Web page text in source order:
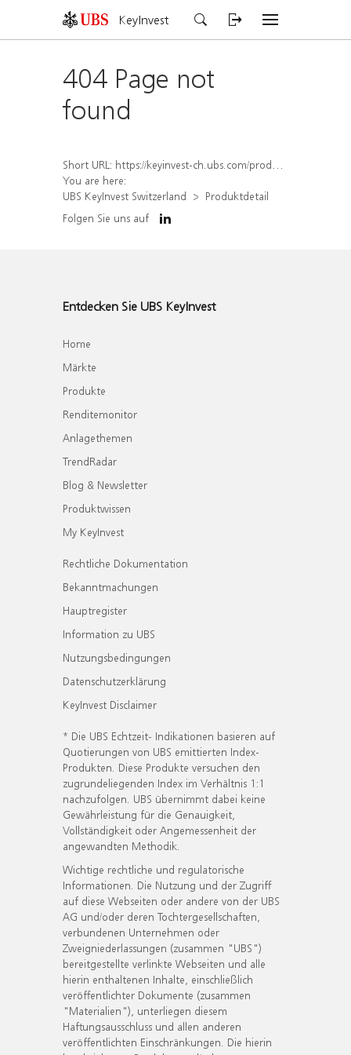
KeyInvest
404 Page not
found
Short URL: https://keyinvest-ch.ubs.com/produkt/detail/index/isin/CH1558310962
You are here:
UBS KeyInvest Switzerland
Produktdetail
Folgen Sie uns auf
Entdecken Sie UBS KeyInvest
Home
Märkte
Produkte
Renditemonitor
Anlagethemen
TrendRadar
Blog & Newsletter
Produktwissen
My KeyInvest
Rechtliche Dokumentation
Bekanntmachungen
Hauptregister
Information zu UBS
Nutzungsbedingungen
Datenschutzerklärung
KeyInvest Disclaimer
* Die UBS Echtzeit- Indikationen basieren auf
Quotierungen von UBS emittierten Index-
Produkten. Diese Produkte versuchen den
zugrundeliegenden Index im Verhältnis 1:1
nachzufolgen. UBS übernimmt dabei keine
Gewährleistung für die Genauigkeit,
Vollständigkeit oder Angemessenheit der
angewandten Methodik.
Wichtige rechtliche und regulatorische
Informationen. Die Nutzung und der Zugriff
auf diese Webseiten oder andere von der UBS
AG und/oder deren Tochtergesellschaften,
verbundenen Unternehmen oder
Zweigniederlassungen (zusammen "UBS")
bereitgestellte verlinkte Webseiten und alle
hierin enthaltenen Inhalte, einschließlich
veröffentlichter Dokumente (zusammen
"Materialien"), unterliegen diesem
Haftungsausschluss und allen anderen
veröffentlichten Einschränkungen. Die hierin